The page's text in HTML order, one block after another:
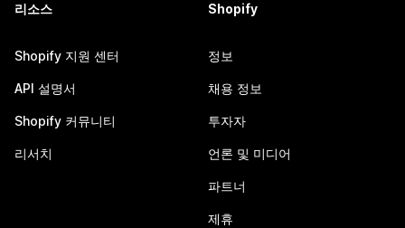
리소스
Shopify 지원 센터
API 설명서
Shopify 커뮤니티
리서치
Shopify
정보
채용 정보
투자자
언론 및 미디어
파트너
제휴